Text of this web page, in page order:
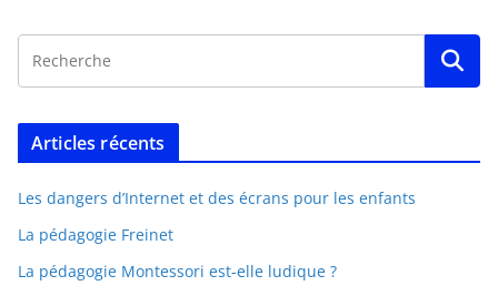
Articles récents
Les dangers d’Internet et des écrans pour les enfants
La pédagogie Freinet
La pédagogie Montessori est-elle ludique ?